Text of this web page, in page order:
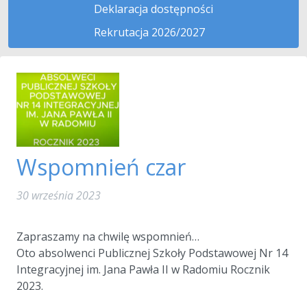
Deklaracja dostępności
Rekrutacja 2026/2027
Wspomnień czar
30 września 2023
Zapraszamy na chwilę wspomnień…
Oto absolwenci Publicznej Szkoły Podstawowej Nr 14
Integracyjnej im. Jana Pawła II w Radomiu Rocznik
2023.